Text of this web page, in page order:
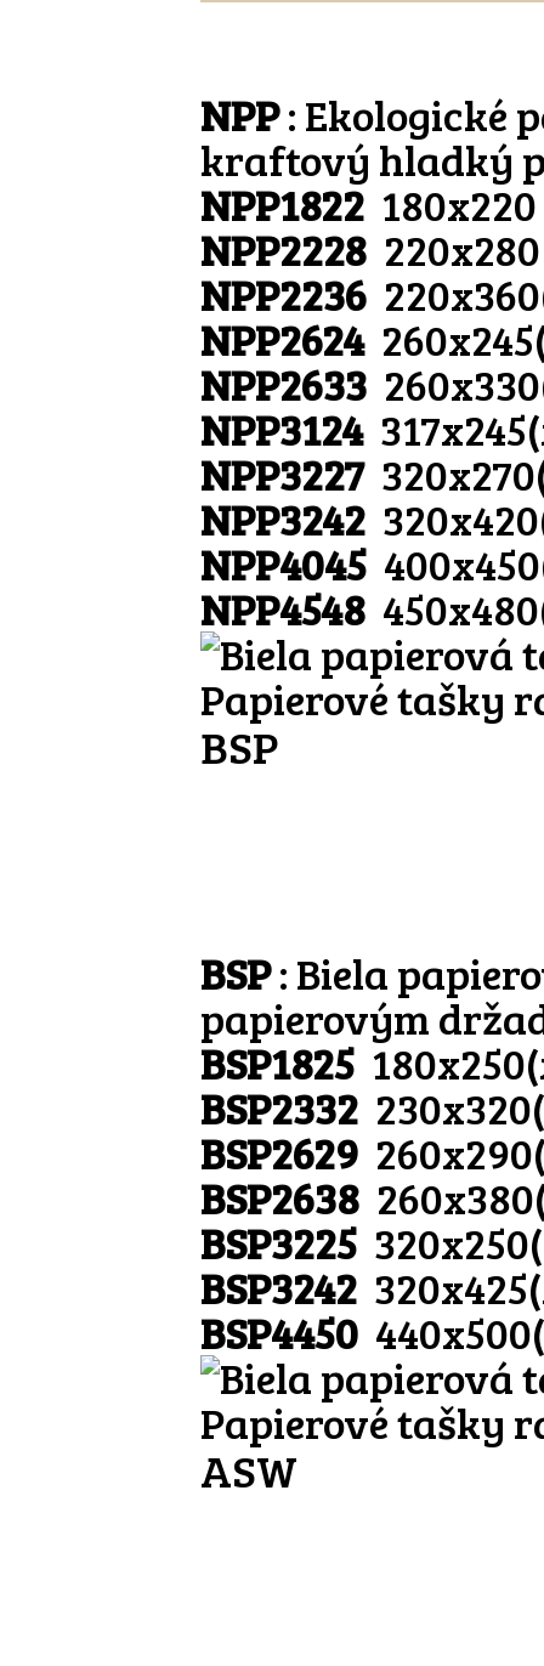
NPP: Ekologické
kraftový hladký
NPP1822
NPP2228
NPP2236
NPP2624
NPP2633
NPP3124
NPP3227
NPP3242
NPP4045
NPP4548
Papierové tašky
BSP
BSP: Biela
papierovým
BSP1825
BSP2332
BSP2629
BSP2638
BSP3225
BSP3242
BSP4450
Papierové tašky
ASW